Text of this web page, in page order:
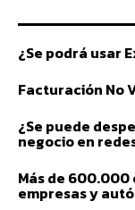
¿Se podrá usar
Facturación No
¿Se puede
negocio en
Más de
empresas y